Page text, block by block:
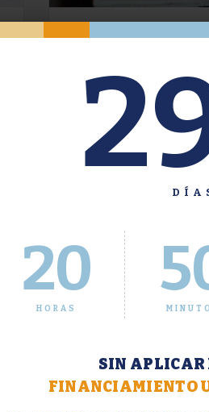
20
HORAS
SIN APLICAR
FINANCIAMIENTO
Oferta de
Inscripción del 30 de julio
través del Sistema